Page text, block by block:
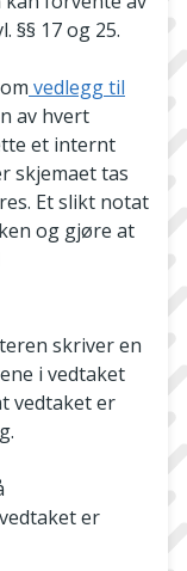
§§ 17 og 25.
vedlegg til
av hvert
et internt
skjemaet tas
Et slikt notat
og gjøre at
skriver en
i vedtaket
vedtaket er
er